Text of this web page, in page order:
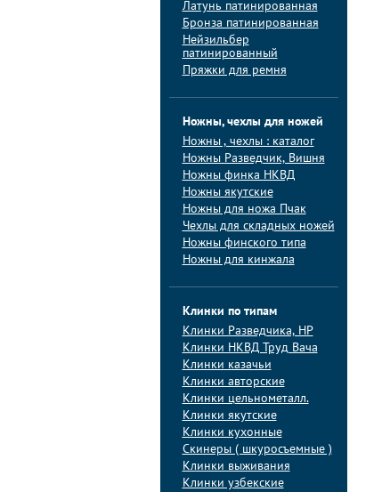
Латунь патинированная
Бронза патинированная
Нейзильбер
патинированный
Пряжки для ремня
Ножны, чехлы для ножей
Ножны , чехлы : каталог
Ножны Разведчик, Вишня
Ножны финка НКВД
Ножны якутские
Ножны для ножа Пчак
Чехлы для складных ножей
Ножны финского типа
Ножны для кинжала
Клинки по типам
Клинки Pазведчика, НP
Клинки НКВД Труд Вача
Клинки казачьи
Клинки авторские
Клинки цельнометалл.
Клинки якутские
Клинки кухонные
Скинеры ( шкуросъемные )
Клинки выживания
Клинки узбекские